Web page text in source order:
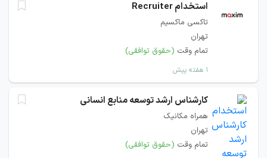
استخدام Recruiter
تاکسی ماکسیم
تهران
تمام وقت (حقوق توافقی)
۱ هفته پیش
کارشناس ارشد توسعه منابع انسانی
همراه مکانیک
تهران
تمام وقت (حقوق توافقی)